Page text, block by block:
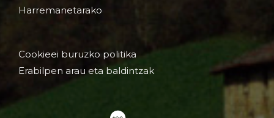
Harremanetarako
Cookieei buruzko politika
Erabilpen arau eta baldintzak